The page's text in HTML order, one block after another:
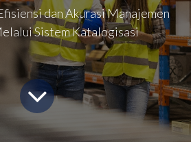
dan Akurasi Manajemen
Sistem Katalogisasi